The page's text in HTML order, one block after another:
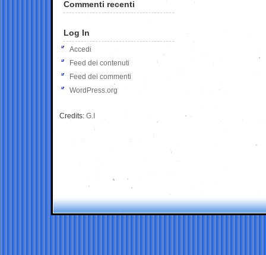
Commenti recenti
Log In
Accedi
Feed dei contenuti
Feed dei commenti
WordPress.org
Credits: G.I